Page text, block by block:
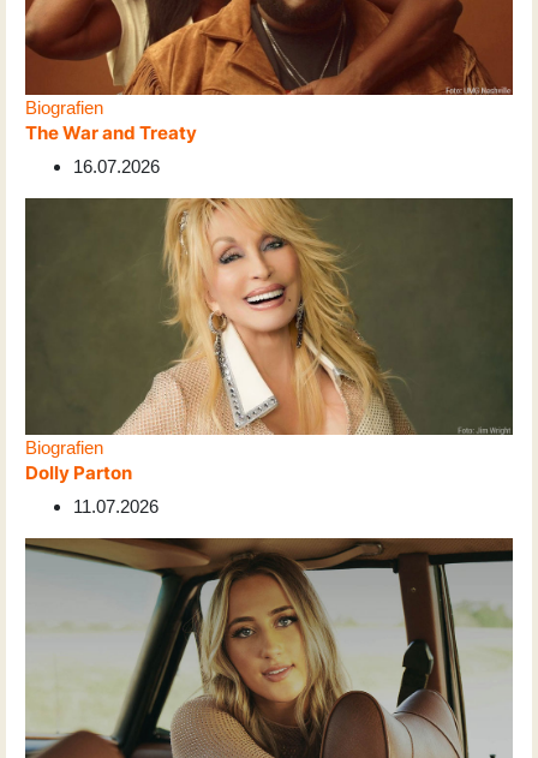
Biografien
The War and Treaty
16.07.2026
Biografien
Dolly Parton
11.07.2026